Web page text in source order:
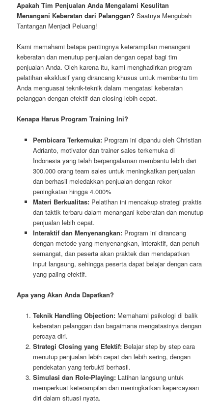
Apakah Tim Penjualan Anda Mengalami Kesulitan
Menangani Keberatan dari Pelanggan? Saatnya Mengubah
Tantangan Menjadi Peluang!
Kami memahami betapa pentingnya keterampilan menangani
keberatan dan menutup penjualan dengan cepat bagi tim
penjualan Anda. Oleh karena itu, kami menghadirkan program
pelatihan eksklusif yang dirancang khusus untuk membantu tim
Anda menguasai teknik-teknik dalam mengatasi keberatan
pelanggan dengan efektif dan closing lebih cepat.
Kenapa Harus Program Training Ini?
Pembicara Terkemuka:Program ini dipandu oleh Christian
Adrianto, motivator dan trainer sales terkemuka di
Indonesia yang telah berpengalaman membantu lebih dari
300.000 orang team sales untuk meningkatkan penjualan
dan berhasil meledakkan penjualan dengan rekor
peningkatan hingga 4.000%
Materi Berkualitas:Pelatihan ini mencakup strategi praktis
dan taktik terbaru dalam menangani keberatan dan menutup
penjualan lebih cepat.
Interaktif dan Menyenangkan:Program ini dirancang
dengan metode yang menyenangkan, interaktif, dan penuh
semangat, dan peserta akan praktek dan mendapatkan
input langsung, sehingga peserta dapat belajar dengan cara
yang paling efektif.
Apa yang Akan Anda Dapatkan?
Teknik Handling Objection:Memahami psikologi di balik
keberatan pelanggan dan bagaimana mengatasinya dengan
percaya diri.
Strategi Closing yang Efektif:Belajar step by step cara
menutup penjualan lebih cepat dan lebih sering, dengan
pendekatan yang terbukti berhasil.
Simulasi dan Role-Playing:Latihan langsung untuk
memperkuat keterampilan dan meningkatkan kepercayaan
diri dalam situasi nyata.